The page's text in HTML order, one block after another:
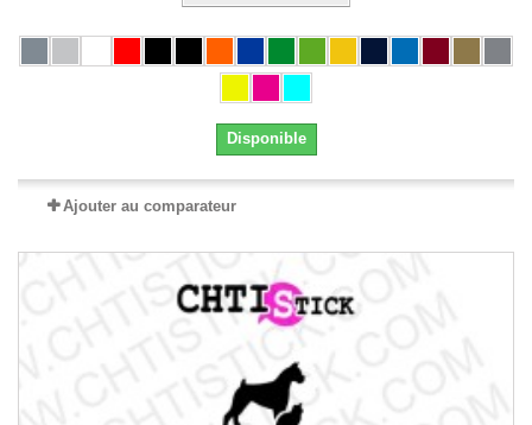
Disponible
Ajouter au comparateur